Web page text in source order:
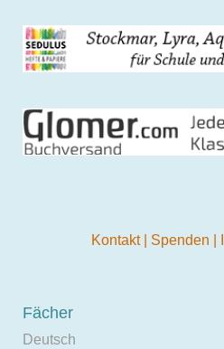
Kontakt Spenden
Fächer
Deutsch